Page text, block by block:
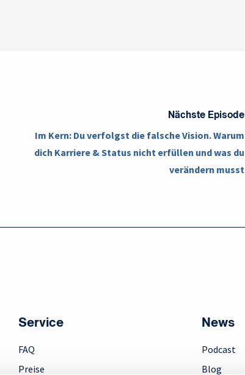
Nächste Episode
Im Kern: Du verfolgst die falsche Vision. Warum
dich Karriere & Status nicht erfüllen und was du
verändern musst
Service
FAQ
Preise
News
Podcast
Blog